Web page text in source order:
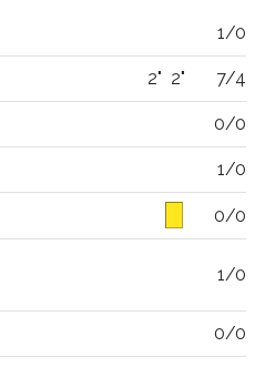
1/0
2" 2" 7/4
0/0
1/0
0/0
1/0
0/0